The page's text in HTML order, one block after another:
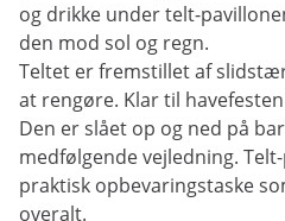
og drikke under telt-
den mod sol og regn.
Teltet er fremstillet af
at rengøre. Klar til
Den er slået op og ned på
medfølgende vejledning.
praktisk opbevaringstaske
overalt.